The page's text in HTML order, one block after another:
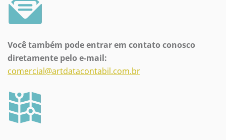
Você também pode entrar em contato conosco
diretamente pelo e-mail:
comercial@artdatacontabil.com.br